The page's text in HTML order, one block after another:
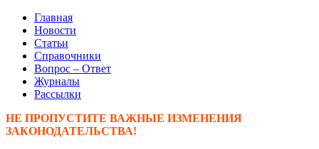
Главная
Новости
Статьи
Справочники
Вопрос – Ответ
Журналы
Рассылки
НЕ ПРОПУСТИТЕ ВАЖНЫЕ ИЗМЕНЕНИЯ
ЗАКОНОДАТЕЛЬСТВА!